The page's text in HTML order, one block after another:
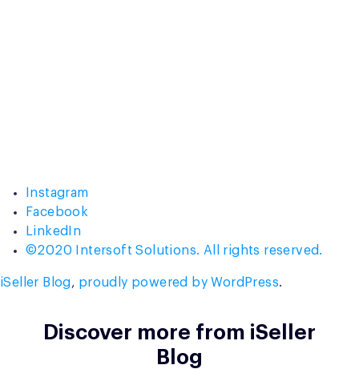
Instagram
Facebook
LinkedIn
©2020 Intersoft Solutions. All rights reserved.
iSeller Blog, proudly powered by WordPress.
Discover more from iSeller
Blog